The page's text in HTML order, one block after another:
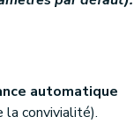
automatique
la convivialité).